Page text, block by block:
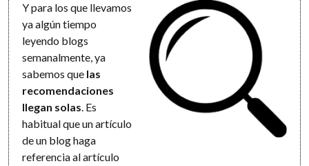
Y para los que llevamos
ya algún tiempo
leyendo blogs
semanalmente, ya
sabemos que las
recomendaciones
llegan solas. Es
habitual que un artículo
de un blog haga
referencia al artículo